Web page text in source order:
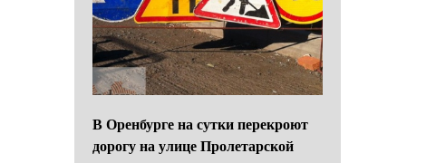
В Оренбурге на сутки перекроют
дорогу на улице Пролетарской